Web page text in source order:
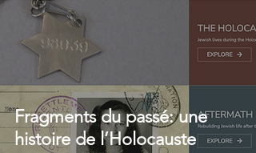
Fragments du passé: une
histoire de l’Holocauste